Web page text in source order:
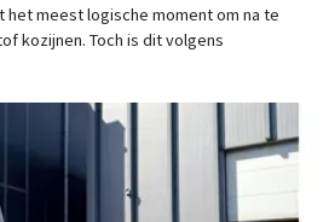
het meest logische moment om na te
kozijnen. Toch is dit volgens